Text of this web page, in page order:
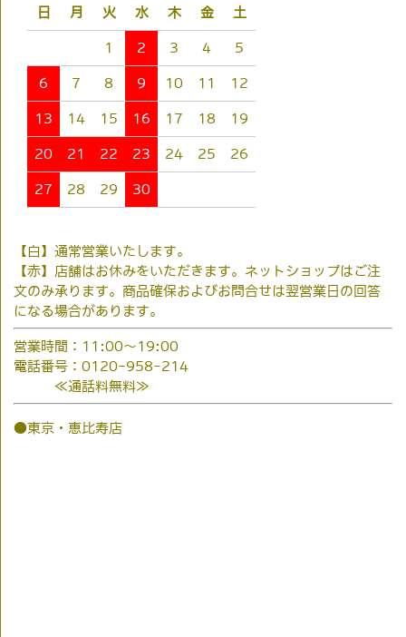
日
月 火 水 木 金 土
1 2 3 4 5
6 7 8 9 10 11 12
13 14 15 16 17 18 19
20 21 22 23 24 25 26
27 28 29 30
【白】通常営業いたします。
【赤】店舗はお休みをいただきます。ネットショップはご注
文のみ承ります。商品確保およびお問合せは翌営業日の回答
になる場合があります。
営業時間：11:00～19:00
電話番号：0120-958-214
≪通話料無料≫
●東京・恵比寿店